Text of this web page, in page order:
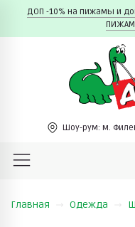
ДОП -10% на пижамы и
Шоу-рум: м.
Главная Одежда